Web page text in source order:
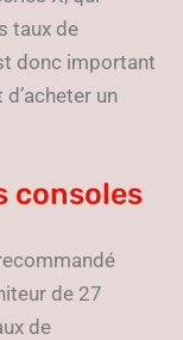
taux de
donc important
un
consoles
de 27
de